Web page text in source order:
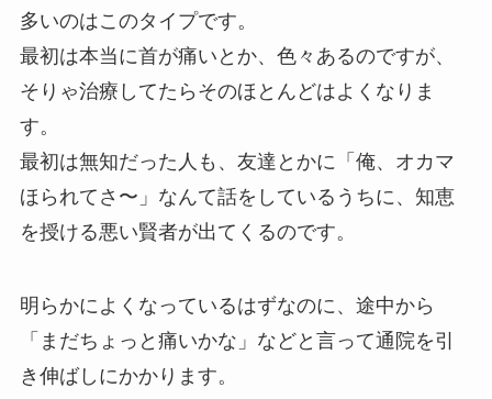
多いのはこのタイプです。
最初は本当に首が痛いとか、色々あるのですが、
そりゃ治療してたらそのほとんどはよくなりま
す。
最初は無知だった人も、友達とかに「俺、オカマ
ほられてさ〜」なんて話をしているうちに、知恵
を授ける悪い賢者が出てくるのです。
明らかによくなっているはずなのに、途中から
「まだちょっと痛いかな」などと言って通院を引
き伸ばしにかかります。